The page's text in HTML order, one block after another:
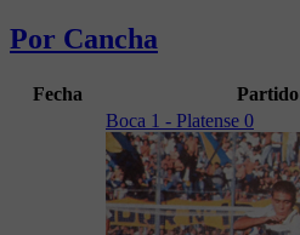
Por Cancha
Fecha Partido
Boca 1 - Platense 0